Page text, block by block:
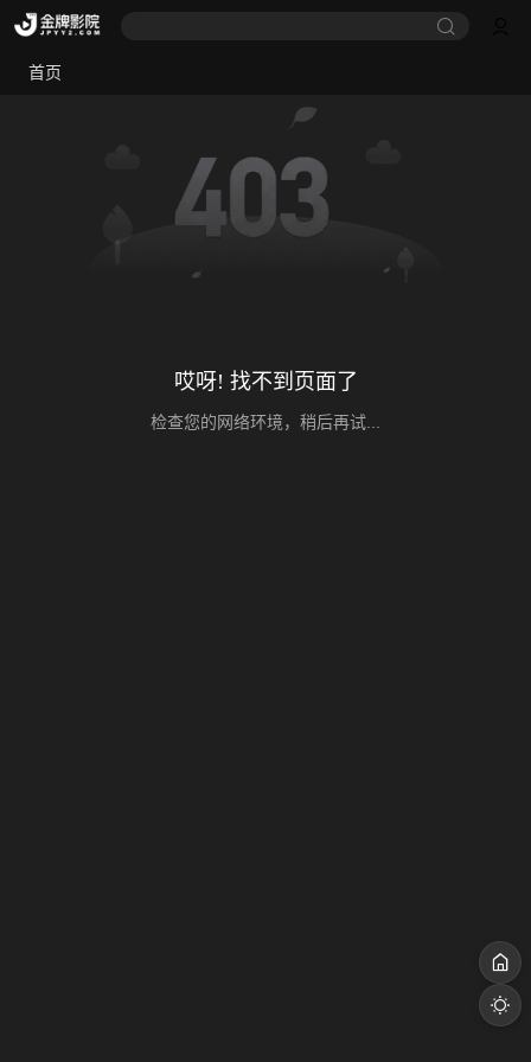
首页
哎呀! 找不到页面了
检查您的网络环境，稍后再试...